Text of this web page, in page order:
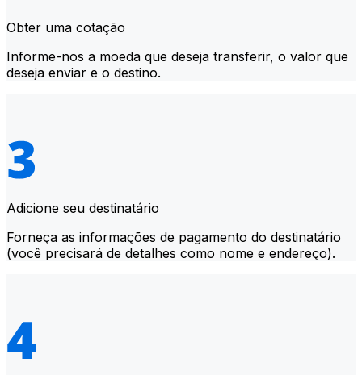
Obter uma cotação
Informe-nos a moeda que deseja transferir, o valor que
deseja enviar e o destino.
Adicione seu destinatário
Forneça as informações de pagamento do destinatário
(você precisará de detalhes como nome e endereço).